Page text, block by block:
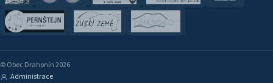
© Obec Drahonín 2026
Administrace